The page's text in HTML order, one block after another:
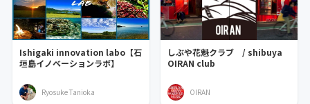
Ishigaki innovation labo【石
垣島イノベーションラボ】
Ryosuke Tanioka
しぶや花魁クラブ / shibuya
OIRAN club
OIRAN